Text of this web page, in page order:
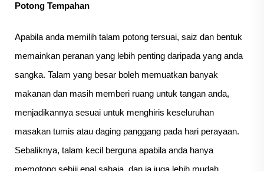
Potong Tempahan
Apabila anda memilih talam potong tersuai, saiz dan bentuk
memainkan peranan yang lebih penting daripada yang anda
sangka. Talam yang besar boleh memuatkan banyak
makanan dan masih memberi ruang untuk tangan anda,
menjadikannya sesuai untuk menghiris keseluruhan
masakan tumis atau daging panggang pada hari perayaan.
Sebaliknya, talam kecil berguna apabila anda hanya